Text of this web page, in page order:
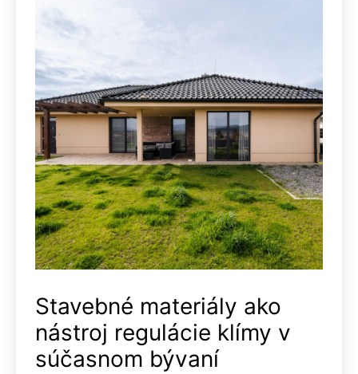
Stavebné materiály ako
nástroj regulácie klímy v
súčasnom bývaní